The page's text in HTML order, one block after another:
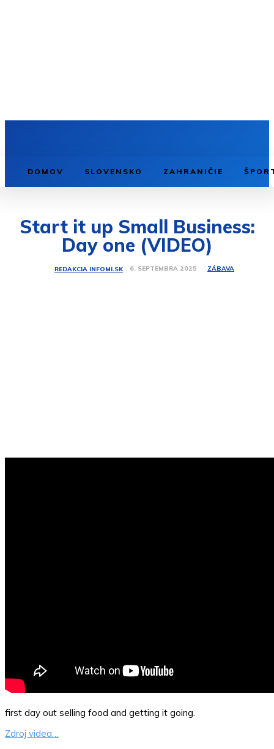
DOMOV SLOVENSKO ZAHRANIČIE
Start it up Small Business:
Day one (VIDEO)
REDAKCIA INFOMI.SK 6. SEPTEMBRA 2025 ZÁBAVA
first day out selling food and getting it going.
Zdroj videa…